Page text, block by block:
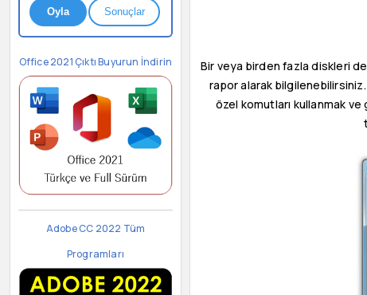
Oyla Sonuçlar
Office 2021 Çıktı Buyurun İndirin
Adobe CC 2022 Tüm
Programları
Bir veya birden fazla diskleri
rapor alarak
özel komutları kullanmak